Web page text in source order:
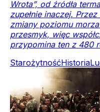
Wrota”, od źródła
zupełnie inaczej.
zmiany poziomu
przesmyk, więc
przypomina ten z 480
StarożytnośćHistoria